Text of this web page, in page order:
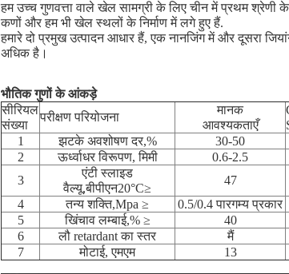
हम उच्च गुणवत्ता वाले खेल सामग्री के लिए चीन में प्रथम श्रेणी
कणों और हम भी खेल स्थलों के निर्माण में लगे हुए हैं.
हमारे दो प्रमुख उत्पादन आधार हैं, एक नानजिंग में और दूसरा
अधिक है।
भौतिक गुणों के आंकड़े
सीरियल
संख्या
परीक्षण परियोजना
मानक
आवश्यकताएँ
1
झटके अवशोषण दर,% 30-50
2
ऊर्ध्वाधर विरूपण, मिमी 0.6-2.5
3
एंटी स्लाइड
वैल्यू,बीपीएन20°C≥
47
4
तन्य शक्ति,Mpa ≥ 0.5/0.4 पारगम्य प्रकार
5
खिंचाव लम्बाई,% ≥ 40
6
लौ retardant का स्तर मैं
7
मोटाई, एमएम 13